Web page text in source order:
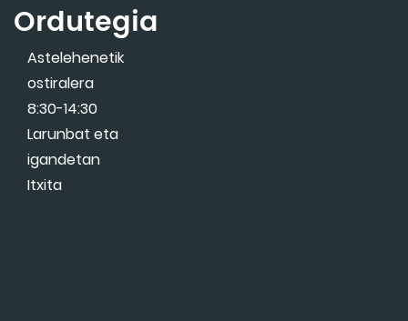
Ordutegia
Astelehenetik
ostiralera
8:30-14:30
Larunbat eta
igandetan
Itxita